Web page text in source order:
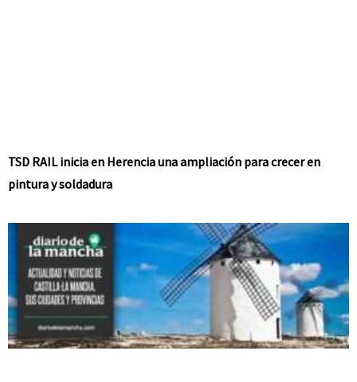
TSD RAIL inicia en Herencia una ampliación para crecer en
pintura y soldadura